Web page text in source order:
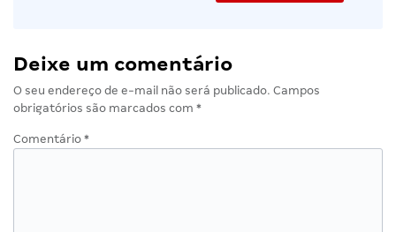
Deixe um comentário
O seu endereço de e-mail não será publicado. Campos
obrigatórios são marcados com *
Comentário *